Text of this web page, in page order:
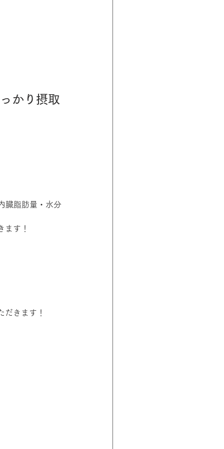
かり摂取
臓脂肪量・水分
ます！
きます！